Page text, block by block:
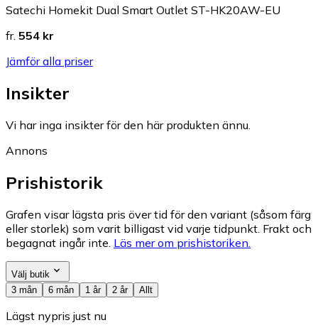
Satechi Homekit Dual Smart Outlet ST-HK20AW-EU
fr. 554 kr
Jämför alla priser
Insikter
Vi har inga insikter för den här produkten ännu.
Annons
Prishistorik
Grafen visar lägsta pris över tid för den variant (såsom färg
eller storlek) som varit billigast vid varje tidpunkt. Frakt och
begagnat ingår inte. Läs mer om prishistoriken.
Välj butik
3 mån
6 mån 1 år 2 år Allt
Lägst nypris just nu